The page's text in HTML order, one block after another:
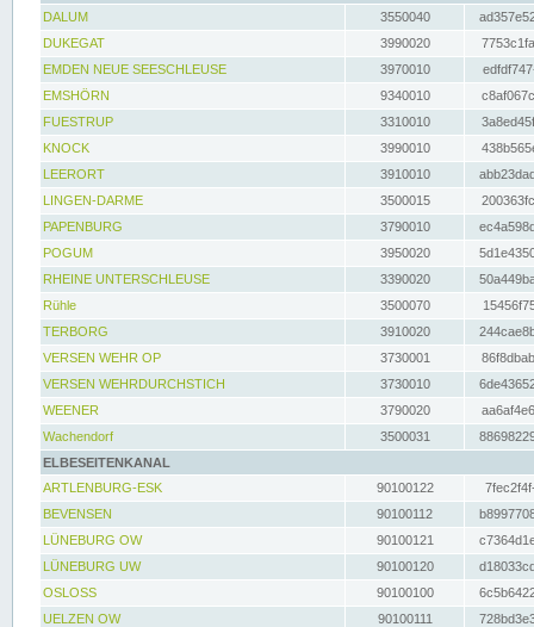
DALUM
3550040
DUKEGAT
3990020
EMDEN NEUE SEESCHLEUSE
3970010
EMSHÖRN
9340010
FUESTRUP
3310010
KNOCK
3990010
LEERORT
3910010
LINGEN-DARME
3500015
PAPENBURG
3790010
POGUM
3950020
RHEINE UNTERSCHLEUSE
3390020
Rühle
3500070
TERBORG
3910020
VERSEN WEHR OP
3730001
VERSEN WEHRDURCHSTICH
3730010
WEENER
3790020
Wachendorf
3500031
ELBESEITENKANAL
ARTLENBURG-ESK
90100122
BEVENSEN
90100112
LÜNEBURG OW
90100121
LÜNEBURG UW
90100120
OSLOSS
90100100
UELZEN OW
90100111